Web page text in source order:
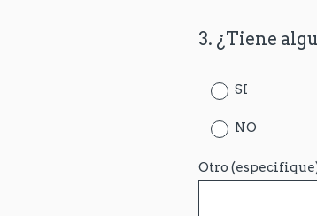
Question
3. ¿Tiene
SI
NO
Otro